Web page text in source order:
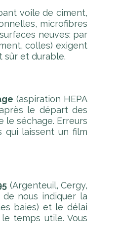
voile de ciment,
microfibres
neuves: par
colles) exigent
sûr et durable.
(aspiration HEPA
le départ des
le séchage. Erreurs
laissent un film
(Argenteuil, Cergy,
de nous indiquer la
baies) et le délai
temps utile. Vous